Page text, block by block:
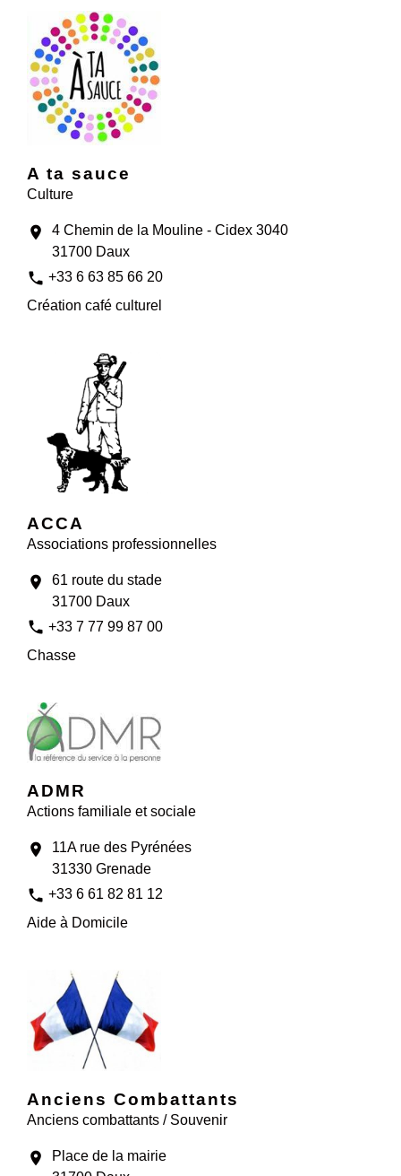
A ta sauce
Culture
location_on
4 Chemin de la Mouline - Cidex 3040
31700 Daux
phone +33 6 63 85 66 20
Création café culturel
ACCA
Associations professionnelles
location_on
61 route du stade
31700 Daux
phone +33 7 77 99 87 00
Chasse
ADMR
Actions familiale et sociale
location_on
11A rue des Pyrénées
31330 Grenade
phone +33 6 61 82 81 12
Aide à Domicile
Anciens Combattants
Anciens combattants / Souvenir
location_on
Place de la mairie